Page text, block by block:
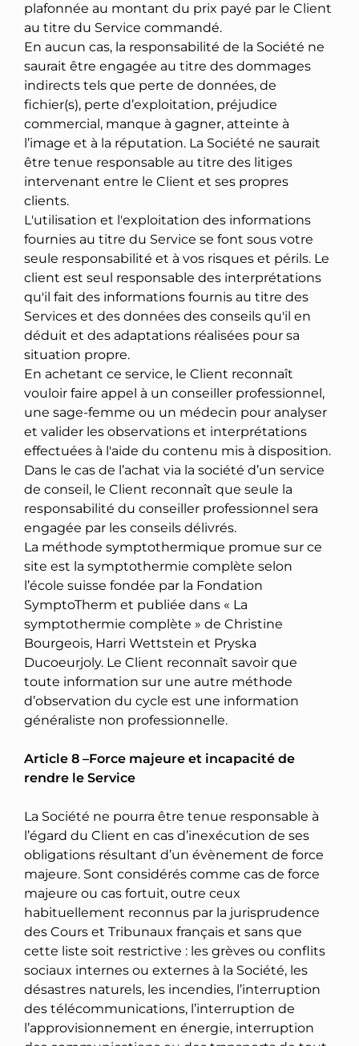
plafonnée au montant du prix payé par le Client
au titre du Service commandé.
En aucun cas, la responsabilité de la Société ne
saurait être engagée au titre des dommages
indirects tels que perte de données, de
fichier(s), perte d’exploitation, préjudice
commercial, manque à gagner, atteinte à
l’image et à la réputation. La Société ne saurait
être tenue responsable au titre des litiges
intervenant entre le Client et ses propres
clients.
L'utilisation et l'exploitation des informations
fournies au titre du Service se font sous votre
seule responsabilité et à vos risques et périls. Le
client est seul responsable des interprétations
qu'il fait des informations fournis au titre des
Services et des données des conseils qu'il en
déduit et des adaptations réalisées pour sa
situation propre.
En achetant ce service, le Client reconnaît
vouloir faire appel à un conseiller professionnel,
une sage-femme ou un médecin pour analyser
et valider les observations et interprétations
effectuées à l'aide du contenu mis à disposition.
Dans le cas de l’achat via la société d’un service
de conseil, le Client reconnaît que seule la
responsabilité du conseiller professionnel sera
engagée par les conseils délivrés.
La méthode symptothermique promue sur ce
site est la symptothermie complète selon
l’école suisse fondée par la Fondation
SymptoTherm et publiée dans « La
symptothermie complète » de Christine
Bourgeois, Harri Wettstein et Pryska
Ducoeurjoly. Le Client reconnaît savoir que
toute information sur une autre méthode
d’observation du cycle est une information
généraliste non professionnelle.
Article 8 –Force majeure et incapacité de
rendre le Service
La Société ne pourra être tenue responsable à
l’égard du Client en cas d’inexécution de ses
obligations résultant d’un évènement de force
majeure. Sont considérés comme cas de force
majeure ou cas fortuit, outre ceux
habituellement reconnus par la jurisprudence
des Cours et Tribunaux français et sans que
cette liste soit restrictive : les grèves ou conflits
sociaux internes ou externes à la Société, les
désastres naturels, les incendies, l’interruption
des télécommunications, l’interruption de
l’approvisionnement en énergie, interruption